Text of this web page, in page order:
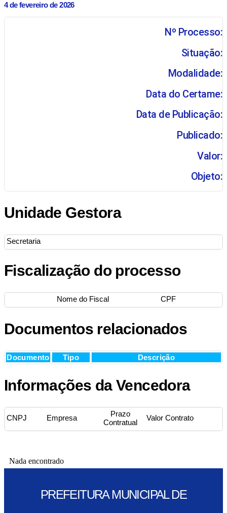
4 de fevereiro de 2026
Nº Processo:
Situação:
Modalidade:
Data do Certame:
Data de Publicação:
Publicado:
Valor:
Objeto:
Unidade Gestora
Secretaria
Fiscalização do processo
Nome do Fiscal CPF
Documentos relacionados
Documento Tipo Descrição
Informações da Vencedora
CNPJ Empresa
Prazo
Contratual
Valor Contrato
Nada encontrado
PREFEITURA MUNICIPAL DE